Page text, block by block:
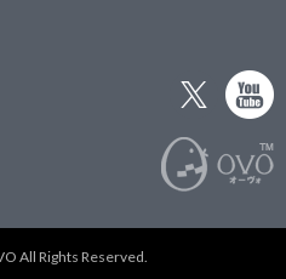
All Rights Reserved.